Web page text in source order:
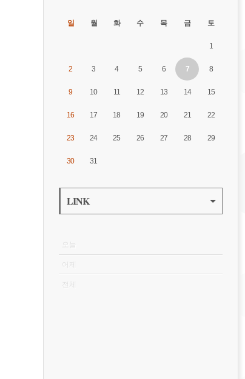
일 월 화 수 목 금 토
1
2 3 4 5 6 7 8
9 10 11 12 13 14 15
16 17 18 19 20 21 22
23 24 25 26 27 28 29
30 31
LINK
오늘
어제
전체